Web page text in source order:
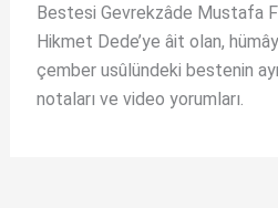
Bestesi Gevrekzâde Mustafa
Hikmet Dede’ye âit olan,
çember usûlündeki bestenin
notaları ve video yorumları.